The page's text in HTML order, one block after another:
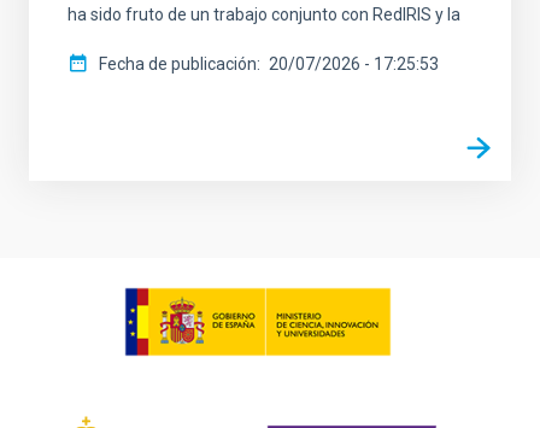
ha sido fruto de un trabajo conjunto con RedIRIS y la
Fecha de publicación 20/07/2026 - 17:25:53